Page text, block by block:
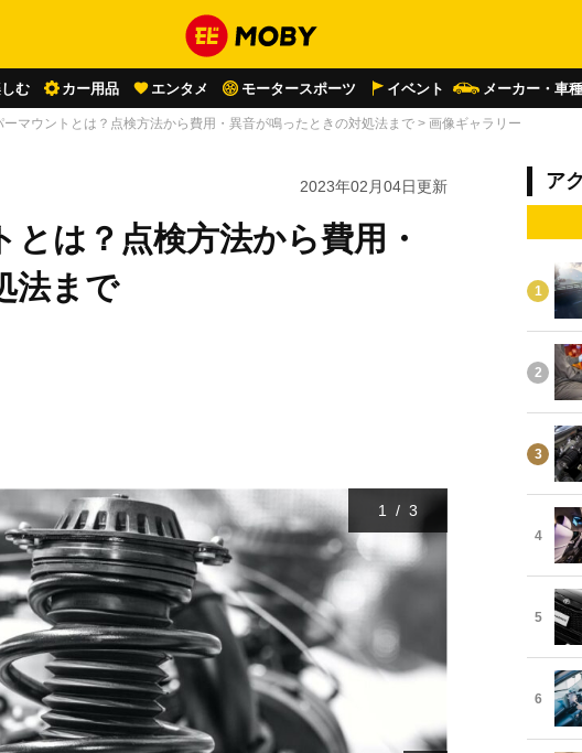
む カー用品 エンタメ モータースポーツ イベント メーカー・車
ーマウントとは？点検方法から費用・異音が鳴ったときの対処法まで > 画像ギャラリー
2023年02月04日更新
は？点検方法から費用・
法まで
1 / 3
ア
1
2
3
4
5
6